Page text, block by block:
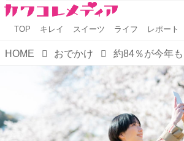
TOP キレイ スイーツ ライフ レポート
HOME おでかけ